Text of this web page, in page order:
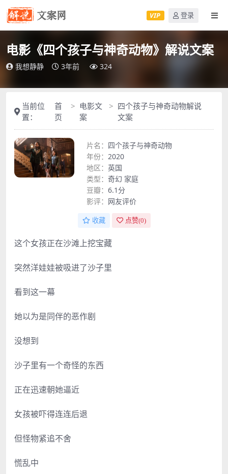
VIP 登录
电影《四个孩子与神奇动物》解说文案
我想静静 3年前 324
当前位
置：
首
页
电影文
案
四个孩子与神奇动物解说
文案
片名： 四个孩子与神奇动物
年份： 2020
地区： 英国
类型： 奇幻 家庭
豆瓣： 6.1分
影评： 网友评价
收藏 点赞(0)
这个女孩正在沙滩上挖宝藏
突然洋娃娃被吸进了沙子里
看到这一幕
她以为是同伴的恶作剧
没想到
沙子里有一个奇怪的东西
正在迅速朝她逼近
女孩被吓得连连后退
但怪物紧追不舍
慌乱中